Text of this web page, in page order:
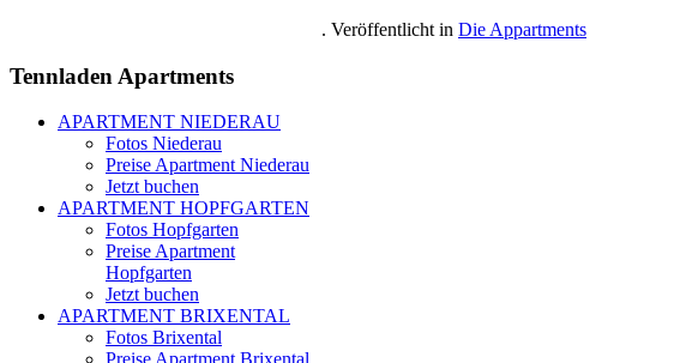
. Veröffentlicht in Die Appartments
Tennladen Apartments
APARTMENT NIEDERAU
Fotos Niederau
Preise Apartment Niederau
Jetzt buchen
APARTMENT HOPFGARTEN
Fotos Hopfgarten
Preise Apartment
Hopfgarten
Jetzt buchen
APARTMENT BRIXENTAL
Fotos Brixental